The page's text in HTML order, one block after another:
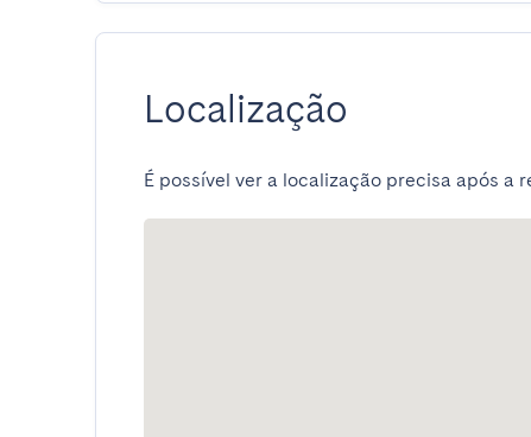
Localização
É possível ver a localização precisa após a